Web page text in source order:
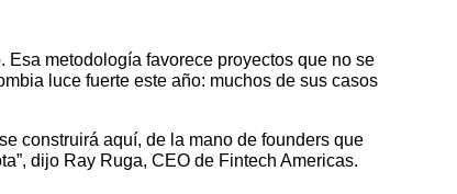
metodología favorece proyectos que no se
luce fuerte este año: muchos de sus casos
construirá aquí, de la mano de founders que
dijo Ray Ruga, CEO de Fintech Americas.